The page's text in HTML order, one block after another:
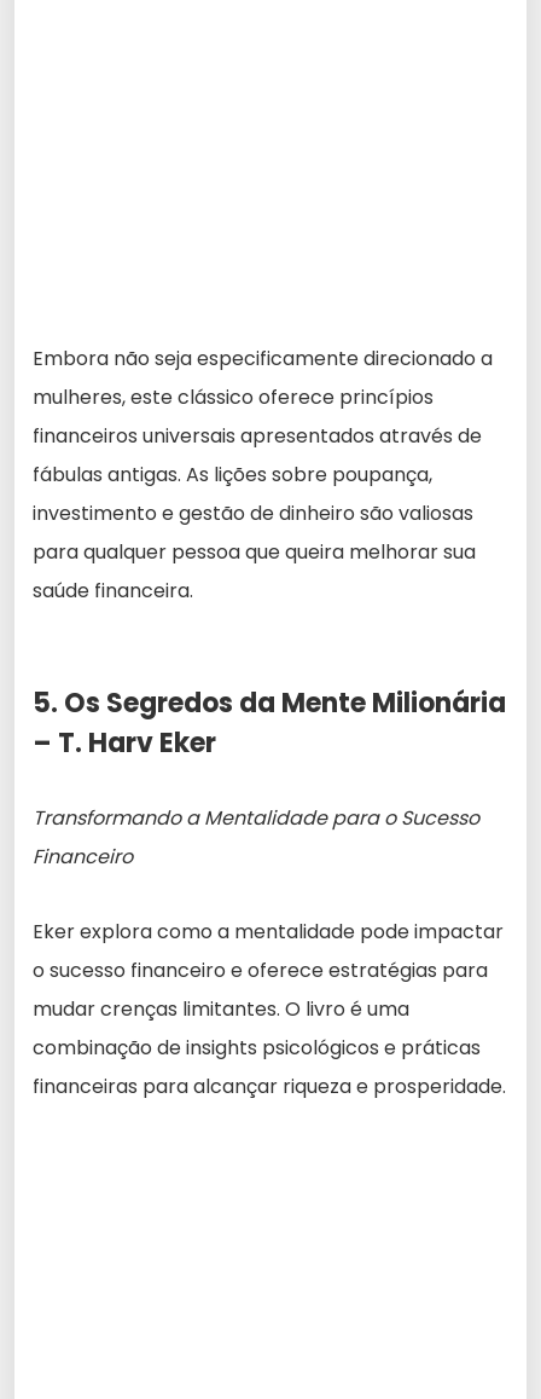
Embora não seja especificamente direcionado a
mulheres, este clássico oferece princípios
financeiros universais apresentados através de
fábulas antigas. As lições sobre poupança,
investimento e gestão de dinheiro são valiosas
para qualquer pessoa que queira melhorar sua
saúde financeira.
5. Os Segredos da Mente Milionária
– T. Harv Eker
Transformando a Mentalidade para o Sucesso
Financeiro
Eker explora como a mentalidade pode impactar
o sucesso financeiro e oferece estratégias para
mudar crenças limitantes. O livro é uma
combinação de insights psicológicos e práticas
financeiras para alcançar riqueza e prosperidade.